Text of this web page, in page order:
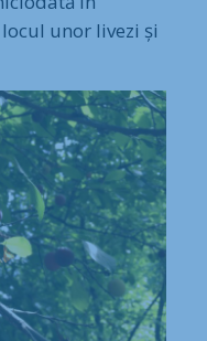
unor livezi și